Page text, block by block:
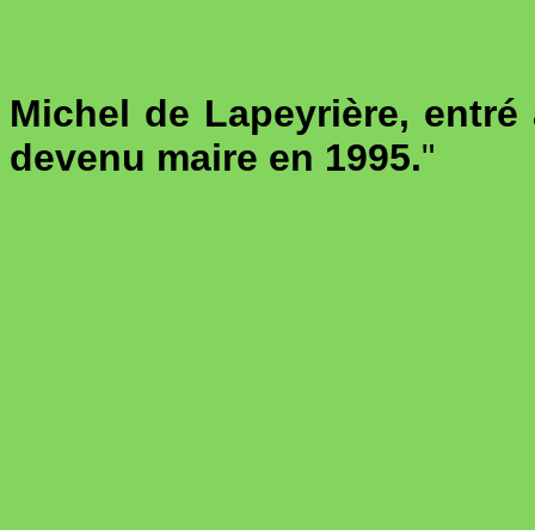
Michel de Lapeyrière,
devenu maire en 1995."